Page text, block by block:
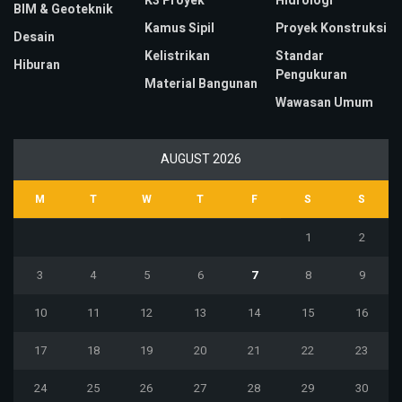
BIM & Geoteknik
Desain
Hiburan
Kamus Sipil
Kelistrikan
Material Bangunan
Proyek Konstruksi
Standar
Pengukuran
Wawasan Umum
AUGUST 2026
M T W T F S S
1 2
3 4 5 6 7 8 9
10 11 12 13 14 15 16
17 18 19 20 21 22 23
24 25 26 27 28 29 30